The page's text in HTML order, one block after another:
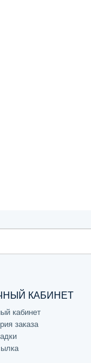
КАБИНЕТ
кабинет
заказа